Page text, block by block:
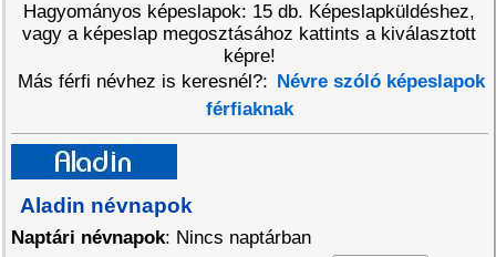
Hagyományos képeslapok: 15 db. Képeslapküldéshez,
vagy a képeslap megosztásához kattints a kiválasztott
képre!
Más férfi névhez is keresnél?: Névre szóló képeslapok
férfiaknak
Aladin névnapok
Naptári névnapok: Nincs naptárban